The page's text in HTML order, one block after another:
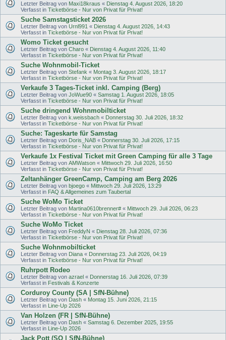
Letzter Beitrag von Maxi18kraus « Dienstag 4. August 2026, 18:20
Verfasst in Ticketbörse - Nur von Privat für Privat!
Suche Samstagsticket 2026
Letzter Beitrag von Urnl991 « Dienstag 4. August 2026, 14:43
Verfasst in Ticketbörse - Nur von Privat für Privat!
Womo Ticket gesucht
Letzter Beitrag von Charo « Dienstag 4. August 2026, 11:40
Verfasst in Ticketbörse - Nur von Privat für Privat!
Suche Wohnmobil-Ticket
Letzter Beitrag von Stefank « Montag 3. August 2026, 18:17
Verfasst in Ticketbörse - Nur von Privat für Privat!
Verkaufe 3 Tages-Ticket inkl. Camping (Berg)
Letzter Beitrag von JoWue90 « Samstag 1. August 2026, 18:05
Verfasst in Ticketbörse - Nur von Privat für Privat!
Suche dringend Wohnmobilticket
Letzter Beitrag von k.weissbach « Donnerstag 30. Juli 2026, 18:32
Verfasst in Ticketbörse - Nur von Privat für Privat!
Suche: Tageskarte für Samstag
Letzter Beitrag von Doris_NAB « Donnerstag 30. Juli 2026, 17:15
Verfasst in Ticketbörse - Nur von Privat für Privat!
Verkaufe 1x Festival Ticket mit Green Camping für alle 3 Tage
Letzter Beitrag von AMWatson « Mittwoch 29. Juli 2026, 16:50
Verfasst in Ticketbörse - Nur von Privat für Privat!
Zeltanhänger GreenCamp, Camping am Berg 2026
Letzter Beitrag von bjoego « Mittwoch 29. Juli 2026, 13:29
Verfasst in FAQ & Allgemeines zum Taubertal
Suche WoMo Ticket
Letzter Beitrag von Martina0610brenner# « Mittwoch 29. Juli 2026, 06:23
Verfasst in Ticketbörse - Nur von Privat für Privat!
Suche WoMo Ticket
Letzter Beitrag von FreddyN « Dienstag 28. Juli 2026, 07:36
Verfasst in Ticketbörse - Nur von Privat für Privat!
Suche Wohnmobilticket
Letzter Beitrag von Diana « Donnerstag 23. Juli 2026, 04:19
Verfasst in Ticketbörse - Nur von Privat für Privat!
Ruhrpott Rodeo
Letzter Beitrag von azrael « Donnerstag 16. Juli 2026, 07:39
Verfasst in Festivals & Konzerte
Corduroy County (SA | SfN-Bühne)
Letzter Beitrag von Dash « Montag 15. Juni 2026, 21:15
Verfasst in Line-Up 2026
Van Holzen (FR | SfN-Bühne)
Letzter Beitrag von Dash « Samstag 6. Dezember 2025, 19:55
Verfasst in Line-Up 2026
Jack Pott (SO | SfN-Bühne)